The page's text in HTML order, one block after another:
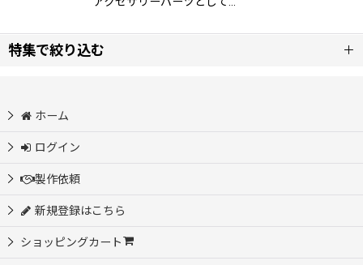
特集で絞り込む
カジノチップ製作
ホーム
ログイン
製作依頼
新規登録はこちら
ショッピングカート